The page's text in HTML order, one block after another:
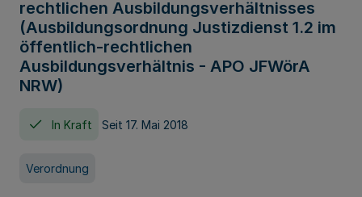
rechtlichen Ausbildungsverhältnisses
(Ausbildungsordnung Justizdienst 1.2 im
öffentlich-rechtlichen
Ausbildungsverhältnis - APO JFWörA
NRW)
In Kraft Seit 17. Mai 2018
Verordnung